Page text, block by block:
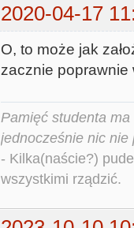
2020-04-17
O, to może jak
zacznie poprawnie
Pamięć studenta
jednocześnie nic nie
- Kilka(naście?)
wszystkimi rządzić.